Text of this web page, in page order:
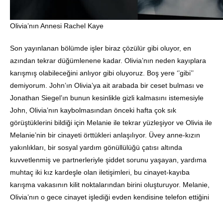
Olivia’nın Annesi Rachel Kaye
Son yayınlanan bölümde işler biraz çözülür gibi oluyor, en
azından tekrar düğümlenene kadar. Olivia’nın neden kayıplara
karışmış olabileceğini anlıyor gibi oluyoruz. Boş yere ‘’gibi’’
demiyorum. John’ın Olivia’ya ait arabada bir ceset bulması ve
Jonathan Siegel’ın bunun kesinlikle gizli kalmasını istemesiyle
John, Olivia’nın kaybolmasından önceki hafta çok sık
görüştüklerini bildiği için Melanie ile tekrar yüzleşiyor ve Olivia ile
Melanie’nin bir cinayeti örttükleri anlaşılıyor. Üvey anne-kızın
yakınlıkları, bir sosyal yardım gönüllülüğü çatısı altında
kuvvetlenmiş ve partnerleriyle şiddet sorunu yaşayan, yardıma
muhtaç iki kız kardeşle olan iletişimleri, bu cinayet-kayıba
karışma vakasının kilit noktalarından birini oluşturuyor. Melanie,
Olivia’nın o gece cinayet işlediği evden kendisine telefon ettiğini